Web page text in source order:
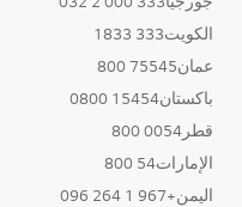
الكويت333 1833
عمان75545 800
باكستان15454 0800
قطر0054 800
الإمارات54 800
اليمن+967 1 264 096